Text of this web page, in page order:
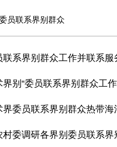
员联系界别群众
联系界别群众工作并联系服
界别“委员联系界别群众工
界委员联系界别群众热带
村委调研各界别委员联系